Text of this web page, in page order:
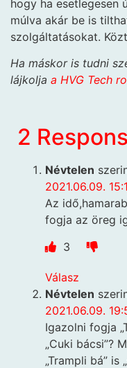
hogy ha esetlegesen
múlva akár be is
szolgáltatásokat.
Ha máskor is tudni
lájkolja a HVG Tech
2
Névtelen
2021.06.09.
Az
fogja az öreg
3
Válasz
Névtelen
2021.06.09.
Igazolni fogja
„Cuki bácsi”?
„Trampli bá”